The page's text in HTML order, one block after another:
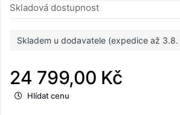
Skladová dostupnost
Skladem u dodavatele (expedice až
24 799,00 Kč
Hlídat cenu